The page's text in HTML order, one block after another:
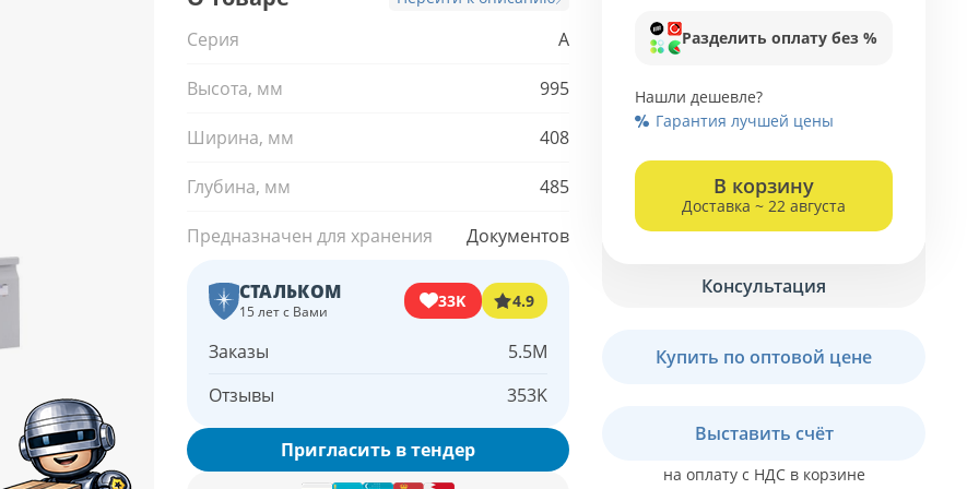
Серия А
Высота, мм 995
Ширина, мм 408
Глубина, мм 485
Предназначен для хранения Документов
СТАЛЬКОМ
15 лет с Вами
33K 4.9
Заказы
5.5M
Отзывы
353K
Пригласить в тендер
Разделить оплату без %
Нашли дешевле?
Гарантия лучшей цены
В корзину
Доставка ~ 22 августа
Консультация
Купить по оптовой цене
Выставить счёт
на оплату с НДС в корзине